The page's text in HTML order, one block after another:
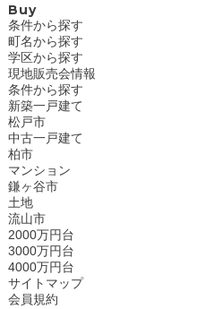
Buy
条件から探す
町名から探す
学区から探す
現地販売会情報
条件から探す
新築一戸建て
松戸市
中古一戸建て
柏市
マンション
鎌ヶ谷市
土地
流山市
2000万円台
3000万円台
4000万円台
サイトマップ
会員規約